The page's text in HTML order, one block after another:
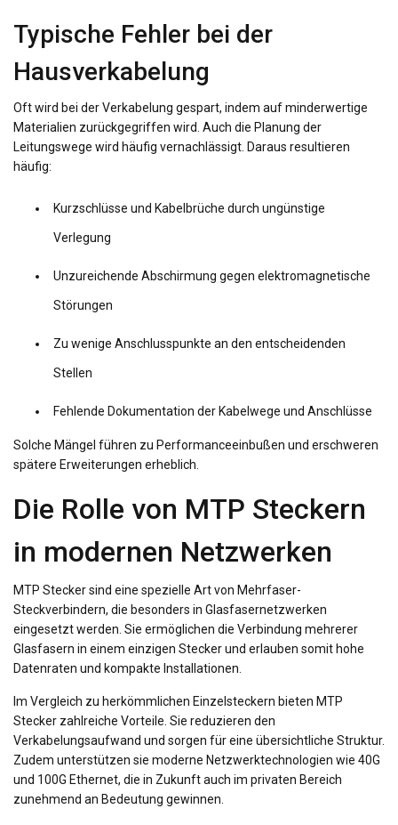
Typische Fehler bei der
Hausverkabelung
Oft wird bei der Verkabelung gespart, indem auf minderwertige
Materialien zurückgegriffen wird. Auch die Planung der
Leitungswege wird häufig vernachlässigt. Daraus resultieren
häufig:
Kurzschlüsse und Kabelbrüche durch ungünstige
Verlegung
Unzureichende Abschirmung gegen elektromagnetische
Störungen
Zu wenige Anschlusspunkte an den entscheidenden
Stellen
Fehlende Dokumentation der Kabelwege und Anschlüsse
Solche Mängel führen zu Performanceeinbußen und erschweren
spätere Erweiterungen erheblich.
Die Rolle von MTP Steckern
in modernen Netzwerken
MTP Stecker sind eine spezielle Art von Mehrfaser-
Steckverbindern, die besonders in Glasfasernetzwerken
eingesetzt werden. Sie ermöglichen die Verbindung mehrerer
Glasfasern in einem einzigen Stecker und erlauben somit hohe
Datenraten und kompakte Installationen.
Im Vergleich zu herkömmlichen Einzelsteckern bieten MTP
Stecker zahlreiche Vorteile. Sie reduzieren den
Verkabelungsaufwand und sorgen für eine übersichtliche Struktur.
Zudem unterstützen sie moderne Netzwerktechnologien wie 40G
und 100G Ethernet, die in Zukunft auch im privaten Bereich
zunehmend an Bedeutung gewinnen.